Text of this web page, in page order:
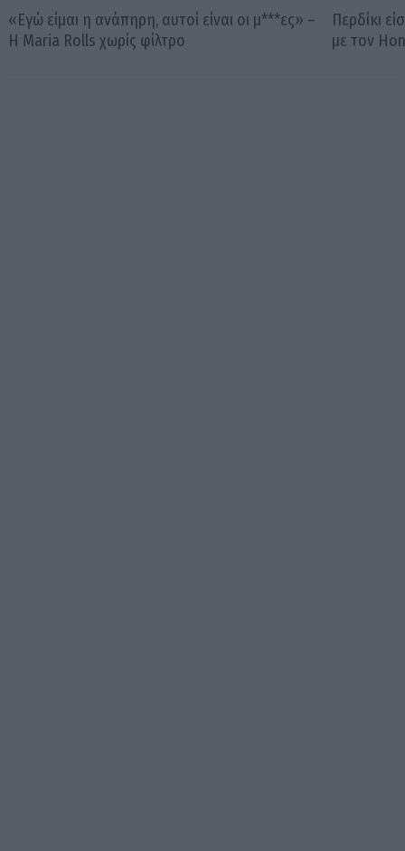
«Εγώ είμαι η ανάπηρη, αυτοί είναι οι μ***ες» –
Η Maria Rolls χωρίς φίλτρο
Περδίκι
με τον